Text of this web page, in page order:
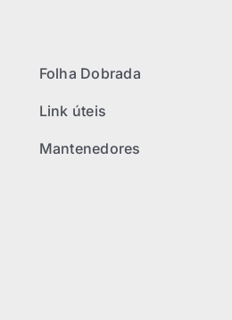
Folha Dobrada
Link úteis
Mantenedores